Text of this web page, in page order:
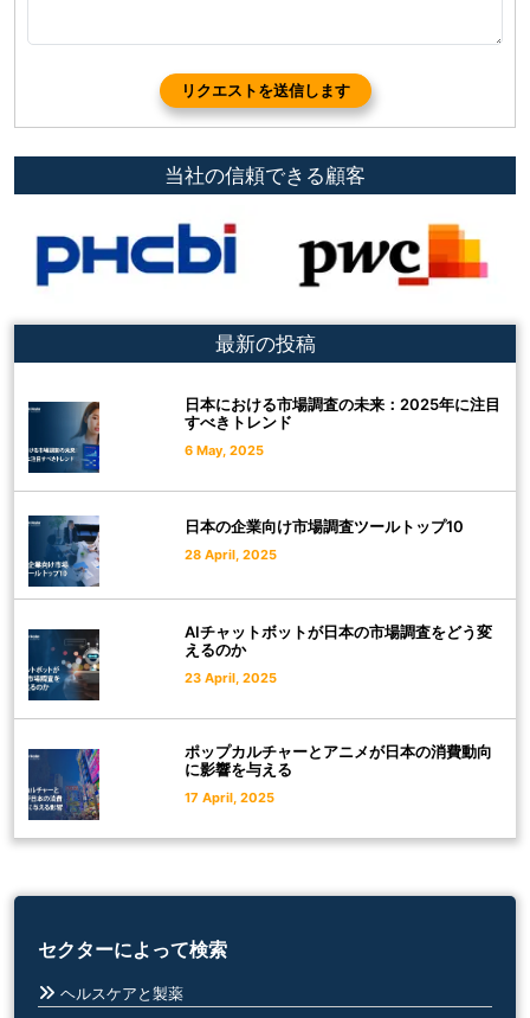
リクエストを送信します
当社の信頼できる顧客
最新の投稿
日本における市場調査の未来：2025年に注目
すべきトレンド
6 May, 2025
日本の企業向け市場調査ツールトップ10
28 April, 2025
AIチャットボットが日本の市場調査をどう変
えるのか
23 April, 2025
ポップカルチャーとアニメが日本の消費動向
に影響を与える
17 April, 2025
セクターによって検索
ヘルスケアと製薬